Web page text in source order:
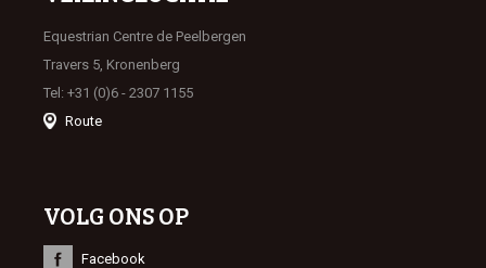
Equestrian Centre de Peelbergen
Travers 5, Kronenberg
Tel: +31 (0)6 - 2307 1155
Route
VOLG ONS OP
Facebook